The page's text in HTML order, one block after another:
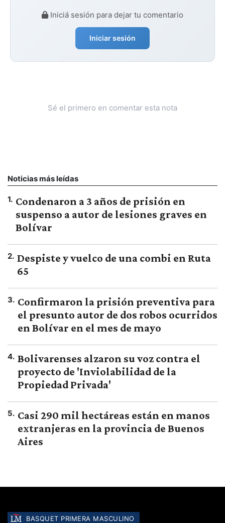
Iniciá sesión para dejar tu comentario
Iniciar sesión
Sé el primero en comentar esta nota
Noticias más leídas
1. Condenaron a 3 años de prisión en
suspenso a autor de lesiones graves en
Bolívar
2. Despiste y vuelco de una combi en Ruta
65
3. Confirmaron la prisión preventiva para
el presunto autor de dos robos ocurridos
en Bolívar en el mes de mayo
4. Bolivarenses alzaron su voz contra el
proyecto de 'Inviolabilidad de la
Propiedad Privada'
5. Casi 290 mil hectáreas están en manos
extranjeras en la provincia de Buenos
Aires
BASQUET PRIMERA MASCULINO